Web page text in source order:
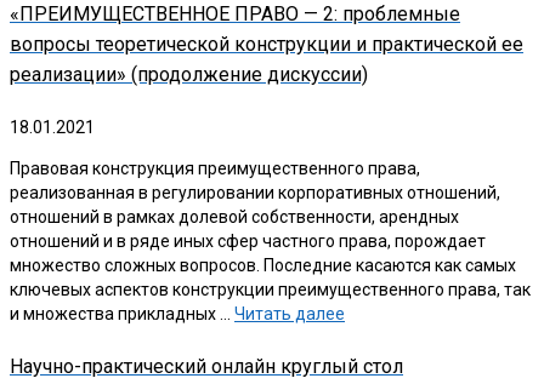
«ПРЕИМУЩЕСТВЕННОЕ ПРАВО — 2: проблемные
вопросы теоретической конструкции и практической ее
реализации» (продолжение дискуссии)
18.01.2021
Правовая конструкция преимущественного права,
реализованная в регулировании корпоративных отношений,
отношений в рамках долевой собственности, арендных
отношений и в ряде иных сфер частного права, порождает
множество сложных вопросов. Последние касаются как самых
ключевых аспектов конструкции преимущественного права, так
и множества прикладных … Читать далее
Научно-практический онлайн круглый стол